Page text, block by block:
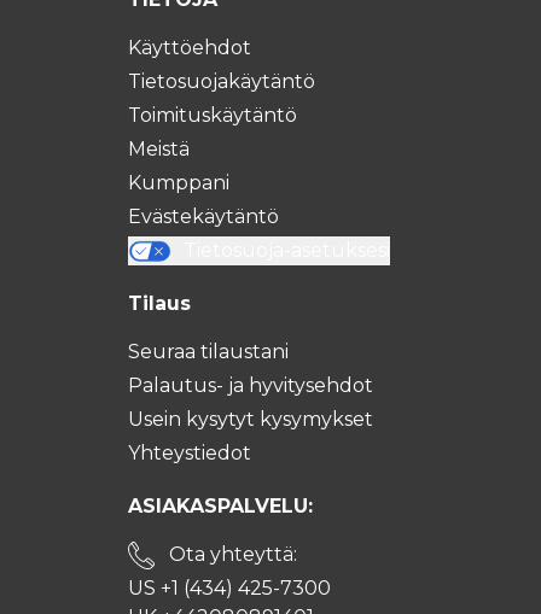
Käyttöehdot
Tietosuojakäytäntö
Toimituskäytäntö
Meistä
Kumppani
Evästekäytäntö
Tilaus
Seuraa tilaustani
Palautus- ja hyvitysehdot
Usein kysytyt kysymykset
Yhteystiedot
ASIAKASPALVELU:
Ota yhteyttä:
US +1 (434) 425-7300